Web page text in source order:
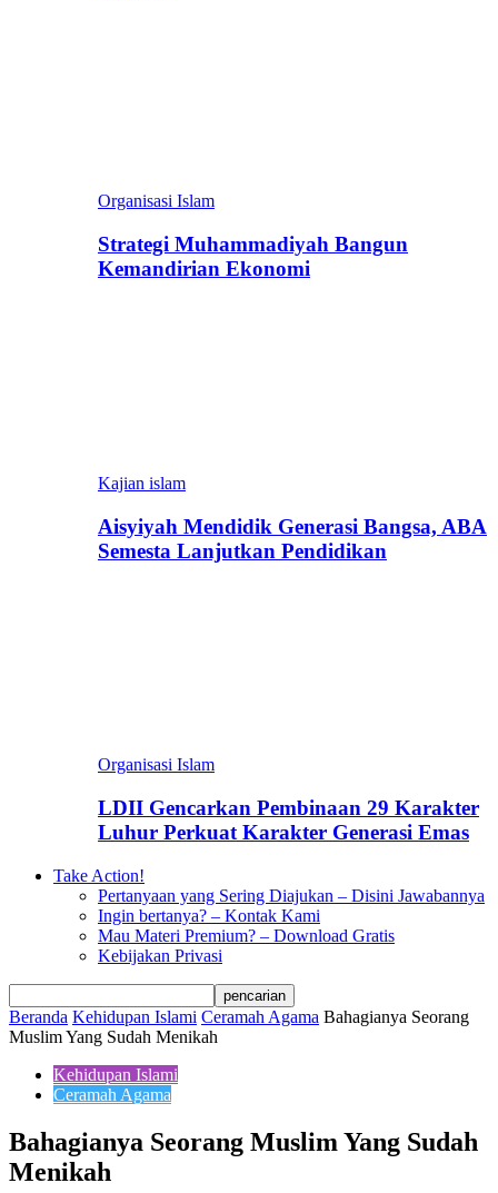
Organisasi Islam
Strategi Muhammadiyah Bangun
Kemandirian Ekonomi
Kajian islam
Aisyiyah Mendidik Generasi Bangsa, ABA
Semesta Lanjutkan Pendidikan
Organisasi Islam
LDII Gencarkan Pembinaan 29 Karakter
Luhur Perkuat Karakter Generasi Emas
Take Action!
Pertanyaan yang Sering Diajukan – Disini Jawabannya
Ingin bertanya? – Kontak Kami
Mau Materi Premium? – Download Gratis
Kebijakan Privasi
Beranda Kehidupan Islami Ceramah Agama Bahagianya Seorang
Muslim Yang Sudah Menikah
Kehidupan Islami
Ceramah Agama
Bahagianya Seorang Muslim Yang Sudah
Menikah